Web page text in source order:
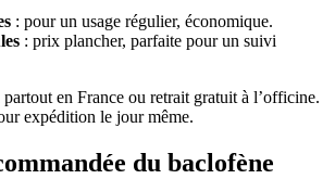
: pour un usage régulier, économique.
: prix plancher, parfaite pour un suivi
en France ou retrait gratuit à l’officine.
expédition le jour même.
du baclofène